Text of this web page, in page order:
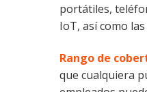
portátiles,
IoT, así como
Rango de
que cualquiera